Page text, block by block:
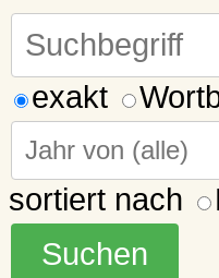
exakt
sortiert nach